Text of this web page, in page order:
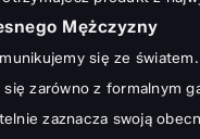
na Wszystko
Wittchen dla Siebie?
Mężczyzny
się ze
zarówno z formalnym
zaznacza swoją